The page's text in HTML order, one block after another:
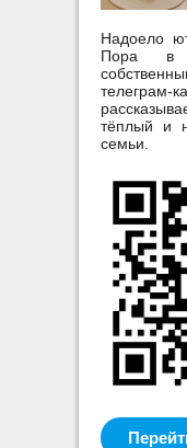
Надоело
Пора
телеграм-
тёплый и
семьи.